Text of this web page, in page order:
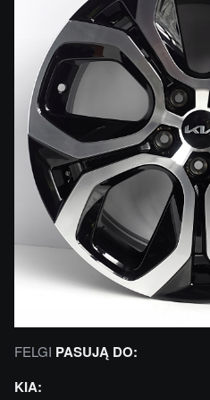
FELGI PASUJĄ DO:
KIA: